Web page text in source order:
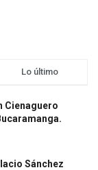
Lo último
Cienaguero
Sánchez